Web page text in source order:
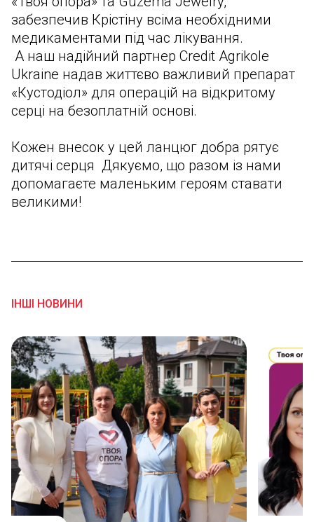
забезпечив Крістіну всіма необхідними
медикаментами під час лікування.
А наш надійний партнер Credit Agrikole
Ukraine надав життєво важливий препарат
«Кустодіол» для операцій на відкритому
серці на безоплатній основі.
Кожен внесок у цей ланцюг добра рятує
дитячі серця Дякуємо, що разом із нами
допомагаєте маленьким героям ставати
великими!
ІНШІ НОВИНИ